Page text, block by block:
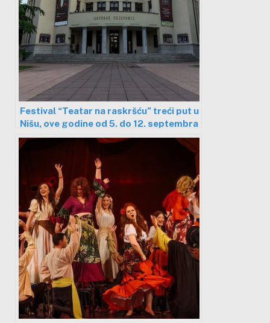
Festival “Teatar na raskršću” treći put u
Nišu, ove godine od 5. do 12. septembra